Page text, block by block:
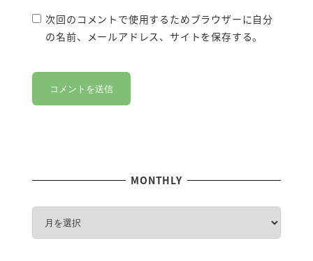
次回のコメントで使用するためブラウザーに自分
の名前、メールアドレス、サイトを保存する。
MONTHLY